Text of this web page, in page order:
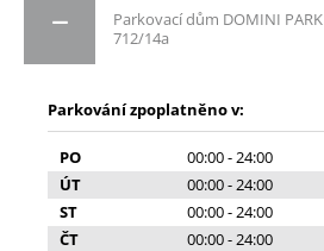
Parkovací dům DOMINI
712/14a
Parkování zpoplatněno v:
PO
00:00 - 24:00
ÚT
00:00 - 24:00
ST
00:00 - 24:00
ČT
00:00 - 24:00